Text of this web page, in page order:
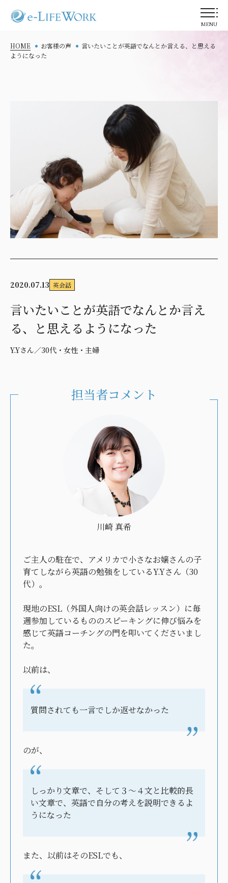
MENU
HOME お客様の声
言いたいことが英語でなんとか言える、と思える
ようになった
2020.07.13 英会話
言いたいことが英語でなんとか言え
る、と思えるようになった
Y.Yさん／30代・女性・主婦
担当者コメント
川崎 真希
ご主人の駐在で、アメリカで小さなお嬢さんの子
育てしながら英語の勉強をしているY.Yさん（30
代）。
現地のESL（外国人向けの英会話レッスン）に毎
週参加しているもののスピーキングに伸び悩みを
感じて英語コーチングの門を叩いてくださいまし
た。
以前は、
質問されても一言でしか返せなかった
のが、
しっかり文章で、そして３〜４文と比較的長
い文章で、英語で自分の考えを説明できるよ
うになった
また、以前はそのESLでも、